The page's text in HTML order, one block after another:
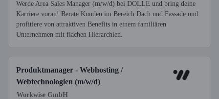
Werde Area Sales Manager (m/w/d) bei DOLLE und bring deine
Karriere voran! Berate Kunden im Bereich Dach und Fassade und
profitiere von attraktiven Benefits in einem familiären
Unternehmen mit flachen Hierarchien.
Produktmanager - Webhosting /
Webtechnologien (m/w/d)
Workwise GmbH